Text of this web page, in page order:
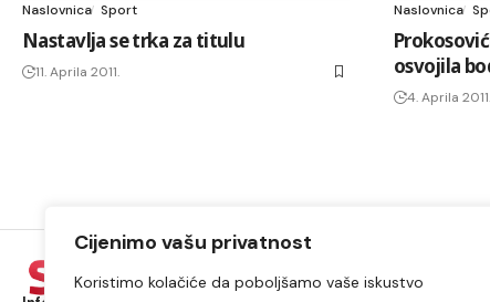
Cijenimo vašu privatnost
Koristimo kolačiće da poboljšamo vaše iskustvo
Naslovnica Sport
Nastavlja se trka za titulu
11. Aprila 2011.
Naslovnica
osvojila
4. Aprila 2011.